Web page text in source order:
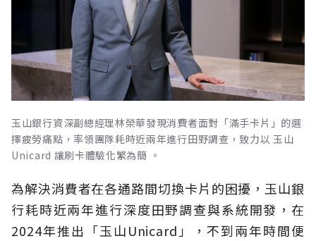
玉山銀行資深副總經理林榮華發現消費者面對「滿手卡片」的選
擇疲勞痛點，率領團隊耗時近兩年進行田野調查，致力以 玉山
Unicard 讓刷卡體驗化繁為簡 。
為解決消費者在各通路間切換卡片的困擾，玉山銀
行耗時近兩年進行深度田野調查與系統開發，在
2024年推出「玉山Unicard」，不到兩年時間便